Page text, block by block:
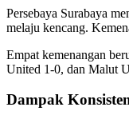
Persebaya Surabaya
melaju kencang.
Empat kemenangan
United 1-0, dan Malut
Dampak